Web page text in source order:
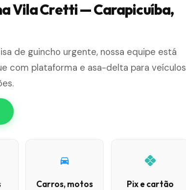
Vila Cretti — Carapicuíba,
de guincho urgente, nossa equipe está
com plataforma e asa-delta para veículos
Carros, motos Pix e cartão